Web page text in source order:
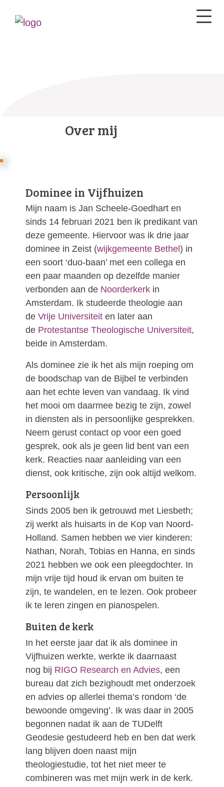
Over mij
Dominee in Vijfhuizen
Mijn naam is Jan Scheele-Goedhart en
sinds 14 februari 2021 ben ik predikant van
deze gemeente. Hiervoor was ik drie jaar
dominee in Zeist (wijkgemeente Bethel ) in
een soort ‘duo-baan’ met een collega en
een paar maanden op dezelfde manier
verbonden aan de Noorderkerk in
Amsterdam. Ik studeerde theologie aan
de Vrije Universiteit en later aan
de Protestantse Theologische Universiteit,
beide in Amsterdam.
Als dominee zie ik het als mijn roeping om
de boodschap van de Bijbel te verbinden
aan het echte leven van vandaag. Ik vind
het mooi om daarmee bezig te zijn, zowel
in diensten als in persoonlijke gesprekken.
Neem gerust contact op voor een goed
gesprek, ook als je geen lid bent van een
kerk. Reacties naar aanleiding van een
dienst, ook kritische, zijn ook altijd welkom.
Persoonlijk
Sinds 2005 ben ik getrouwd met Liesbeth;
zij werkt als huisarts in de Kop van Noord-
Holland. Samen hebben we vier kinderen:
Nathan, Norah, Tobias en Hanna, en sinds
2021 hebben we ook een pleegdochter. In
mijn vrije tijd houd ik ervan om buiten te
zijn, te wandelen, en te lezen. Ook probeer
ik te leren zingen en pianospelen.
Buiten de kerk
In het eerste jaar dat ik als dominee in
Vijfhuizen werkte, werkte ik daarnaast
nog bij RIGO Research en Advies, een
bureau dat zich bezighoudt met onderzoek
en advies op allerlei thema’s rondom ‘de
bewoonde omgeving’. Ik was daar in 2005
begonnen nadat ik aan de TUDelft
Geodesie gestudeerd heb en ben dat werk
lang blijven doen naast mijn
theologiestudie, tot het niet meer te
combineren was met mijn werk in de kerk.